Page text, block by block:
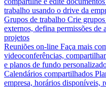
trabalho usando o drive da
Grupos de trabalho Crie
externos, defina permissões de
projetos
Reuniões on-line Faça mais
videoconferências,
e planos de fundo
Calendários compartilhados
empresa, horários disponíveis,